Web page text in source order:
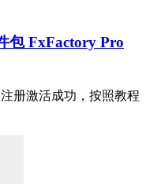
包 FxFactory Pro
册激活成功，按照教程